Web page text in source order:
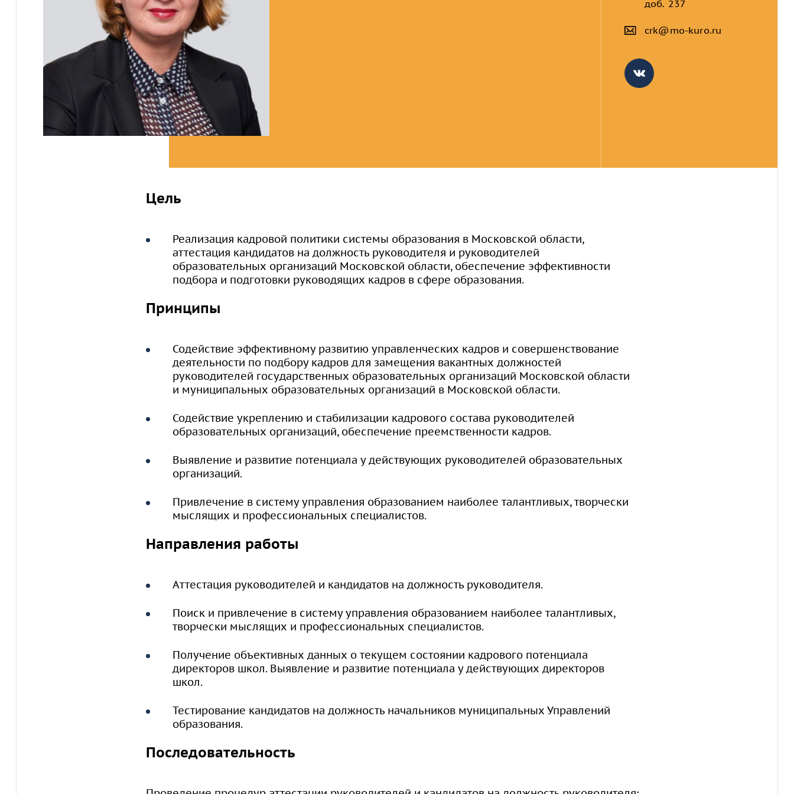
тестирование
доб. 237
crk@mo-kuro.ru
VKontakte
Цель
Реализация кадровой политики системы образования в Московской области,
аттестация кандидатов на должность руководителя и руководителей
образовательных организаций Московской области, обеспечение эффективности
подбора и подготовки руководящих кадров в сфере образования.
Принципы
Содействие эффективному развитию управленческих кадров и совершенствование
деятельности по подбору кадров для замещения вакантных должностей
руководителей государственных образовательных организаций Московской области
и муниципальных образовательных организаций в Московской области.
Содействие укреплению и стабилизации кадрового состава руководителей
образовательных организаций, обеспечение преемственности кадров.
Выявление и развитие потенциала у действующих руководителей образовательных
организаций.
Привлечение в систему управления образованием наиболее талантливых, творчески
мыслящих и профессиональных специалистов.
Направления работы
Аттестация руководителей и кандидатов на должность руководителя.
Поиск и привлечение в систему управления образованием наиболее талантливых,
творчески мыслящих и профессиональных специалистов.
Получение объективных данных о текущем состоянии кадрового потенциала
директоров школ. Выявление и развитие потенциала у действующих директоров
школ.
Тестирование кандидатов на должность начальников муниципальных Управлений
образования.
Последовательность